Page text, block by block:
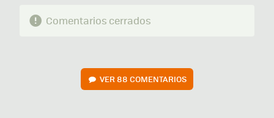
Comentarios cerrados
VER88 COMENTARIOS